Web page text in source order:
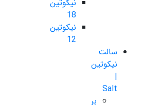
نیکوتین
18
نیکوتین
12
سالت
نیکوتین
|
Salt
بر